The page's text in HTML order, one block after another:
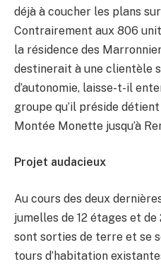
déjà à coucher les plans
Contrairement aux 806
la résidence des
destinerait à une clientèle
d’autonomie, laisse-t-il
groupe qu’il préside
Montée Monette jusqu’à
Projet audacieux
Au cours des deux
jumelles de 12 étages et
sont sorties de terre et se
tours d’habitation